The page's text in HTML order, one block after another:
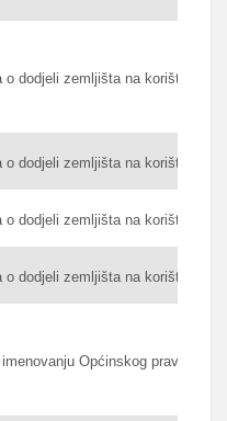
o dodjeli zemljišta na korištenje
dodjeli zemljišta na korištenje
o dodjeli zemljišta na korištenje
o dodjeli zemljišta na korištenje
Općinskog